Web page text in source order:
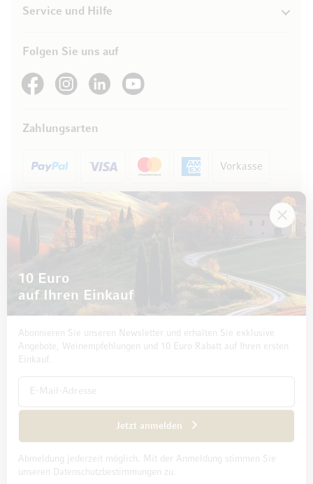
Service und Hilfe
Folgen Sie uns auf
See our FacebookSee our Instagram account
See our LinkedInSee our YouTube channel
Zahlungsarten
Vorkasse
Rechnung
© 2026 Mövenpick Wein Deutschland GmbH & Co. KG
Datenschutz und Disclaimer
10 Euro
auf Ihren Einkauf
Abonnieren Sie unseren Newsletter und erhalten Sie exklusive
Angebote, Weinempfehlungen und 10 Euro Rabatt auf Ihren ersten
Einkauf.
Jetzt anmelden
Abmeldung jederzeit möglich. Mit der Anmeldung stimmen Sie
unseren Datenschutzbestimmungen zu.